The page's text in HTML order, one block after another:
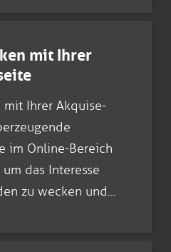
mit Ihrer
mit Ihrer Akquise-
im Online-Bereich
das Interesse
zu wecken und…